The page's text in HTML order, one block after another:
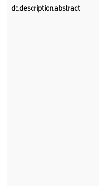
dc.description.abstract